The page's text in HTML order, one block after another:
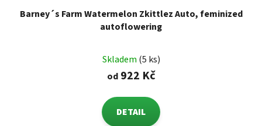
Barney´s Farm Watermelon Zkittlez Auto, feminized
autoflowering
Skladem (5 ks)
od922 Kč
DETAIL